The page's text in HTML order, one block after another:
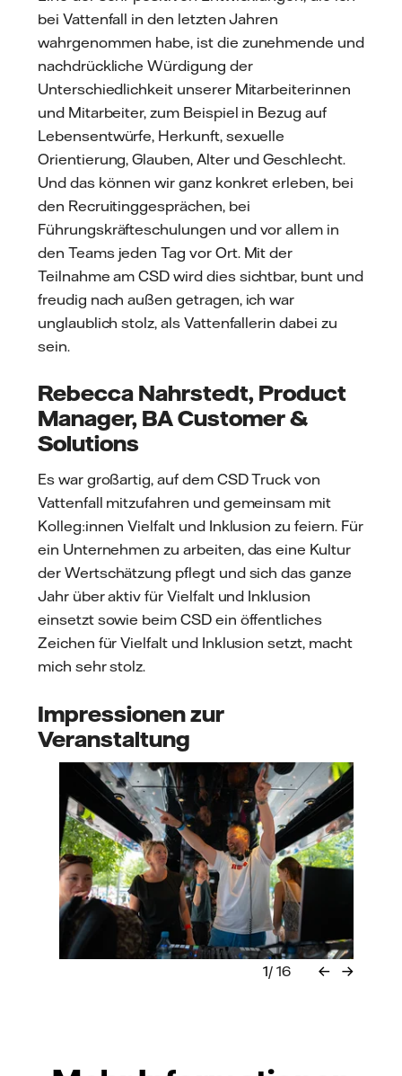
bei Vattenfall in den letzten Jahren
wahrgenommen habe, ist die zunehmende und
nachdrückliche Würdigung der
Unterschiedlichkeit unserer Mitarbeiterinnen
und Mitarbeiter, zum Beispiel in Bezug auf
Lebensentwürfe, Herkunft, sexuelle
Orientierung, Glauben, Alter und Geschlecht.
Und das können wir ganz konkret erleben, bei
den Recruitinggesprächen, bei
Führungskräfteschulungen und vor allem in
den Teams jeden Tag vor Ort. Mit der
Teilnahme am CSD wird dies sichtbar, bunt und
freudig nach außen getragen, ich war
unglaublich stolz, als Vattenfallerin dabei zu
sein.
Rebecca Nahrstedt, Product
Manager, BA Customer &
Solutions
Es war großartig, auf dem CSD Truck von
Vattenfall mitzufahren und gemeinsam mit
Kolleg:innen Vielfalt und Inklusion zu feiern. Für
ein Unternehmen zu arbeiten, das eine Kultur
der Wertschätzung pflegt und sich das ganze
Jahr über aktiv für Vielfalt und Inklusion
einsetzt sowie beim CSD ein öffentliches
Zeichen für Vielfalt und Inklusion setzt, macht
mich sehr stolz.
Impressionen zur
Veranstaltung
← →